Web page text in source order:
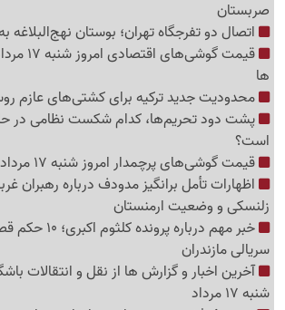
صربستان
اتصال دو تفرجگاه تهران؛ بوستان نهج‌البلاغه
قیمت
ها
محدودیت جدید ترکیه برای کشتی‌های عازم
پشت دود تحریم‌ها، کدام شکست نظامی در
است؟
قیمت گوشی‌های پرچمدار امروز شنبه 17 مرداد+ جدول قیمت ها
اظهارات تأمل برانگیز مدودف درباره رهبران
زلنسکی و وضعیت ارمنستان
خبر مهم درباره
سریالی مازندران
آخرین اخبار و گزارش ها از نقل و انتقالات
شنبه 17 مرداد